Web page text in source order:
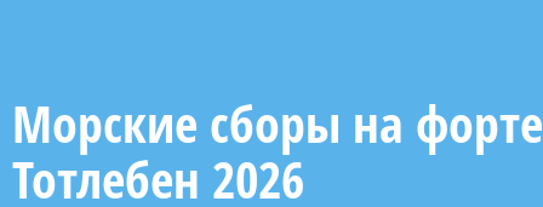
Морские сборы на форте
Тотлебен 2026